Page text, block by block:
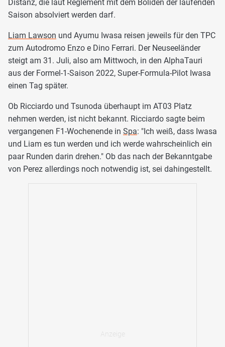
Distanz, die laut Reglement mit dem Boliden der laufenden
Saison absolviert werden darf.
Liam Lawson und Ayumu Iwasa reisen jeweils für den TPC
zum Autodromo Enzo e Dino Ferrari. Der Neuseeländer
steigt am 31. Juli, also am Mittwoch, in den AlphaTauri
aus der Formel-1-Saison 2022, Super-Formula-Pilot Iwasa
einen Tag später.
Ob Ricciardo und Tsunoda überhaupt im AT03 Platz
nehmen werden, ist nicht bekannt. Ricciardo sagte beim
vergangenen F1-Wochenende in Spa: "Ich weiß, dass Iwasa
und Liam es tun werden und ich werde wahrscheinlich ein
paar Runden darin drehen." Ob das nach der Bekanntgabe
von Perez allerdings noch notwendig ist, sei dahingestellt.